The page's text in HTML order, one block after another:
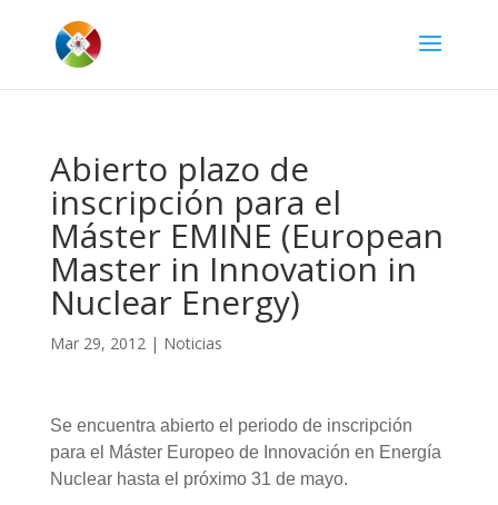
Abierto plazo de
inscripción para el
Máster EMINE (European
Master in Innovation in
Nuclear Energy)
Mar 29, 2012| Noticias
Se encuentra abiertoel periodode inscripción
para el Máster Europeode Innovación en Energía
Nuclear hasta el próximo31 de mayo.